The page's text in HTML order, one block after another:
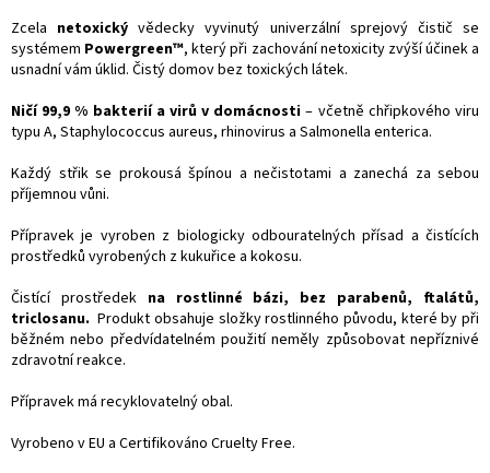
Zcela netoxický vědecky vyvinutý univerzální sprejový čistič se
systémem Powergreen™, který při zachování netoxicity zvýší účinek a
usnadní vám úklid. Čistý domov bez toxických látek.
Ničí 99,9 % bakterií a virů v domácnosti – včetně chřipkového viru
typu A, Staphylococcus aureus, rhinovirus a Salmonella enterica.
Každý střik se prokousá špínou a nečistotami a zanechá za sebou
příjemnou vůni.
Přípravek je vyroben z biologicky odbouratelných přísad a čistících
prostředků vyrobených z kukuřice a kokosu.
Čistící prostředek na rostlinné bázi, bez parabenů, ftalátů,
triclosanu.Produkt obsahuje složky rostlinného původu, které by při
běžném nebo předvídatelném použití neměly způsobovat nepříznivé
zdravotní reakce.
Přípravek má recyklovatelný obal.
Vyrobeno v EU a Certifikováno Cruelty Free.